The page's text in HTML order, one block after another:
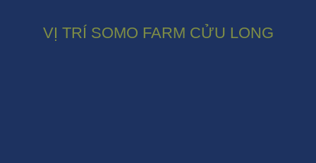
VỊ TRÍ SOMO FARM CỬU LONG